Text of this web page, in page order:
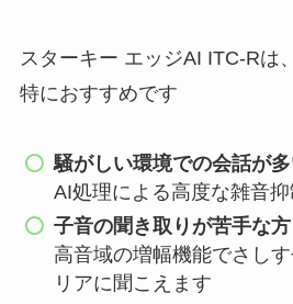
スターキー エッジAI ITC-Rは
特におすすめです
騒がしい環境での会話が
AI処理による高度な雑音
子音の聞き取りが苦手な方
高音域の増幅機能でさし
リアに聞こえます